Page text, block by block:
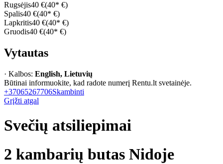
Rugsėjis40 €(40* €)
Spalis40 €(40* €)
Lapkritis40 €(40* €)
Gruodis40 €(40* €)
Vytautas
· Kalbos: English, Lietuvių
Būtinai informuokite, kad radote numerį Rentu.lt svetainėje.
+37065267706Skambinti
Grįžti atgal
Svečių atsiliepimai
2 kambarių butas Nidoje